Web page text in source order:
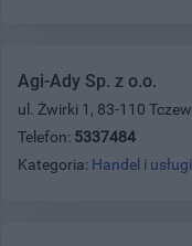
Agi-Ady Sp. z o.o.
ul. Żwirki 1, 83-110 Tczew
Telefon: 5337484
Kategoria: Handel i usługi